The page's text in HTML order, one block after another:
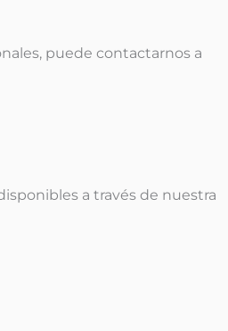
puede contactarnos a
a través de nuestra